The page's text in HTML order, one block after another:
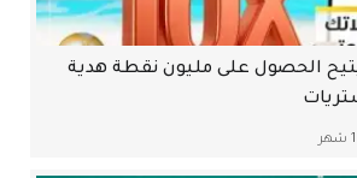
الحصول على مليون نقطة هدية